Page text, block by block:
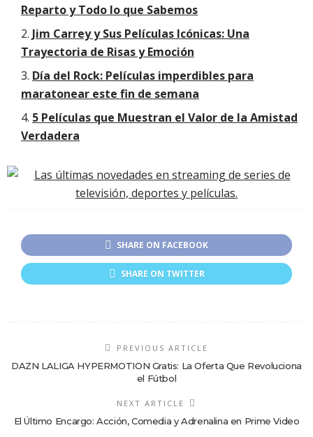
Reparto y Todo lo que Sabemos
Jim Carrey y Sus Películas Icónicas: Una
Trayectoria de Risas y Emoción
Día del Rock: Películas imperdibles para
maratonear este fin de semana
5 Películas que Muestran el Valor de la Amistad
Verdadera
SHARE ON FACEBOOK
SHARE ON TWITTER
PREVIOUS ARTICLE
DAZN LALIGA HYPERMOTION Gratis: La Oferta Que Revoluciona
el Fútbol
NEXT ARTICLE
El Último Encargo: Acción, Comedia y Adrenalina en Prime Video